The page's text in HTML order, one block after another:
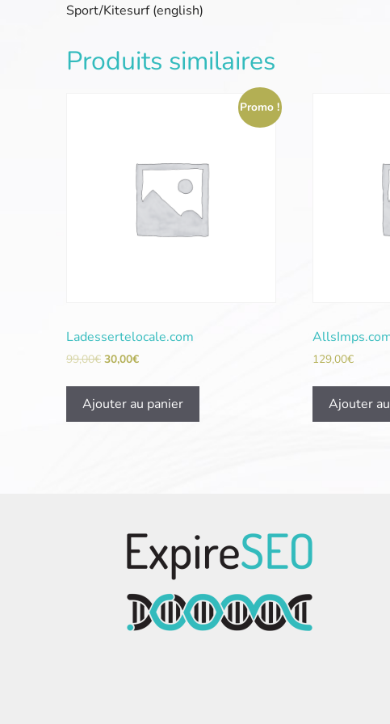
Sport/Kitesurf (english)
Produits similaires
Promo !
Ladessertelocale.com
99,00€ 30,00€
Ajouter au panier
129,00€
Ajouter